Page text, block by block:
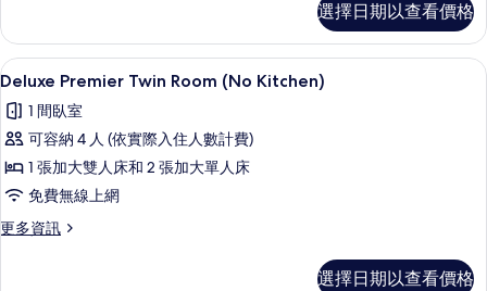
有
相
片
套
房
的
情
選擇日期以查看價格
顯
示
Deluxe
Premier
Twin
Room
(No
Deluxe Premier Twin Room (No
14
Deluxe Premier Twin Room (No Kitchen)
1 間臥室
可容納 4 人 (依實際入住人數計費)
1 張加大雙人床和 2 張加大單人床
免費無線上網
更多資訊
更
選擇日期以查看價格